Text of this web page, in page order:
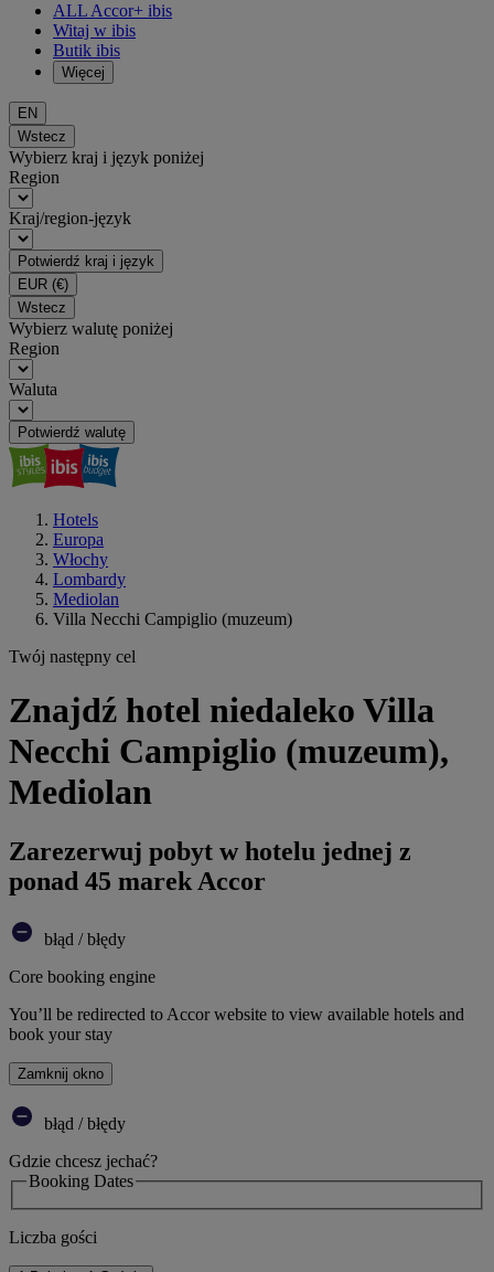
ALL Accor+ ibis
Witaj w ibis
Butik ibis
Więcej
EN
Wstecz
Wybierz kraj i język poniżej
Region
Kraj/region-język
Potwierdź kraj i język
EUR (€)
Wstecz
Wybierz walutę poniżej
Region
Waluta
Potwierdź walutę
Hotels
Europa
Włochy
Lombardy
Mediolan
Villa Necchi Campiglio (muzeum)
Twój następny cel
Znajdź hotel niedaleko Villa
Necchi Campiglio (muzeum),
Mediolan
Zarezerwuj pobyt w hotelu jednej z
ponad 45 marek Accor
błąd / błędy
Core booking engine
You’ll be redirected to Accor website to view available hotels and
book your stay
Zamknij okno
błąd / błędy
Gdzie chcesz jechać?
Booking Dates
Liczba gości